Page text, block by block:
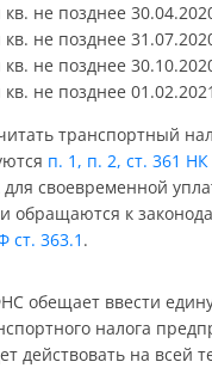
кв. не позднее
кв. не позднее
кв. не позднее
кв. не позднее
транспортный
п. 1, п. 2, ст. 361
своевременной
обращаются к
ст. 363.1 .
обещает ввести
налога
действовать на всей